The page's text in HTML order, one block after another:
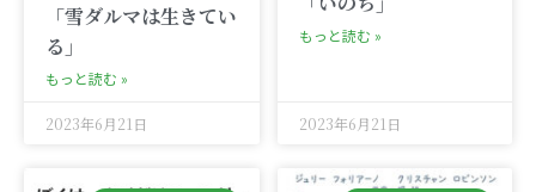
「雪ダルマは生きてい
る」
もっと読む »
2023年6月21日
もっと読む »
2023年6月21日